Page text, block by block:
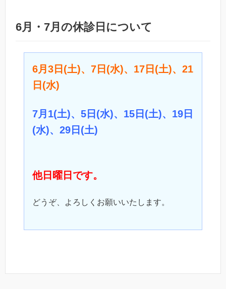
6月・7月の休診日について
6月3日(土)、7日(水)、17日(土)、21
日(水)
7月1(土)、5日(水)、15日(土)、19日
(水)、29日(土)
他日曜日です。
どうぞ、よろしくお願いいたします。